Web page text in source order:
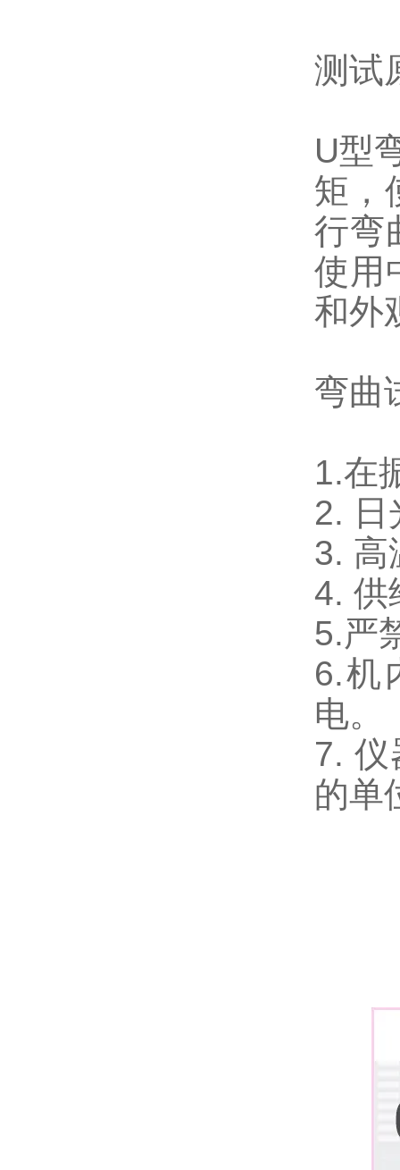
测试
U型
矩，
行弯
使用
和外
弯曲
1.在
2. 日
3. 高
4. 供
5.严
6.机
电。
7.
的单